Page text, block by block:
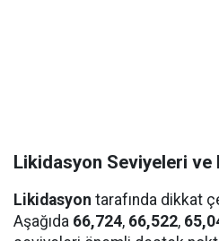
Likidasyon Seviyeleri ve
Likidasyon tarafında dikkat
Aşağıda 66,724, 66,522,